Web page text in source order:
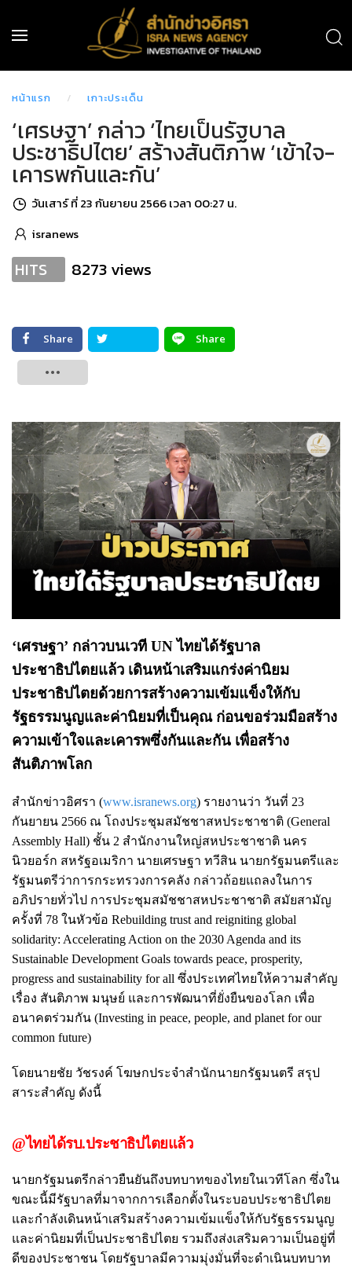
หน้าแรก เกาะประเด็น
‘เศรษฐา’ กล่าว ‘ไทยเป็นรัฐบาล
ประชาธิปไตย’ สร้างสันติภาพ ‘เข้าใจ-
เคารพกันและกัน’
วันเสาร์ ที่ 23 กันยายน 2566 เวลา 00:27 น.
isranews
HITS 8273 views
Share
Share
‘เศรษฐา’ กล่าวบนเวที UN ไทยได้รัฐบาล
ประชาธิปไตยแล้ว เดินหน้าเสริมแกร่งค่านิยม
ประชาธิปไตยด้วยการสร้างความเข้มแข็งให้กับ
รัฐธรรมนูญและค่านิยมที่เป็นคุณ ก่อนขอร่วมมือสร้าง
ความเข้าใจและเคารพซึ่งกันและกัน เพื่อสร้าง
สันติภาพโลก
สำนักข่าวอิศรา (www.isranews.org) รายงานว่า วันที่ 23
กันยายน 2566 ณ โถงประชุมสมัชชาสหประชาชาติ (General
Assembly Hall) ชั้น 2 สำนักงานใหญ่สหประชาชาติ นคร
นิวยอร์ก สหรัฐอเมริกา นายเศรษฐา ทวีสิน นายกรัฐมนตรีและ
รัฐมนตรีว่าการกระทรวงการคลัง กล่าวถ้อยแถลงในการ
อภิปรายทั่วไป การประชุมสมัชชาสหประชาชาติ สมัยสามัญ
ครั้งที่ 78 ในหัวข้อ Rebuilding trust and reigniting global
solidarity: Accelerating Action on the 2030 Agenda and its
Sustainable Development Goals towards peace, prosperity,
progress and sustainability for all ซึ่งประเทศไทยให้ความสำคัญ
เรื่อง สันติภาพ มนุษย์ และการพัฒนาที่ยั่งยืนของโลก เพื่อ
อนาคตร่วมกัน (Investing in peace, people, and planet for our
common future)
โดยนายชัย วัชรงค์ โฆษกประจำสำนักนายกรัฐมนตรี สรุป
สาระสำคัญ ดังนี้
@ไทยได้รบ.ประชาธิปไตยแล้ว
นายกรัฐมนตรีกล่าวยืนยันถึงบทบาทของไทยในเวทีโลก ซึ่งใน
ขณะนี้มีรัฐบาลที่มาจากการเลือกตั้งในระบอบประชาธิปไตย
และกำลังเดินหน้าเสริมสร้างความเข้มแข็งให้กับรัฐธรรมนูญ
และค่านิยมที่เป็นประชาธิปไตย รวมถึงส่งเสริมความเป็นอยู่ที่
ดีของประชาชน โดยรัฐบาลมีความมุ่งมั่นที่จะดำเนินบทบาท